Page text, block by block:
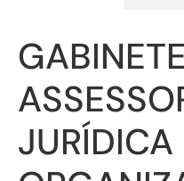
JURÍDICA